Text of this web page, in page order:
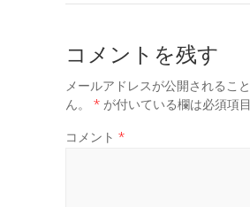
コメントを残す
メールアドレスが公開されるこ
ん。
* が付いている欄は必須項
コメント *